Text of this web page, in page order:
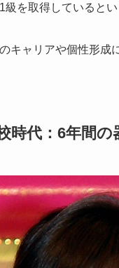
を取得しているとい
キャリアや個性形成
時代：6年間の